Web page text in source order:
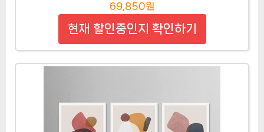
69,850원
현재 할인중인지 확인하기